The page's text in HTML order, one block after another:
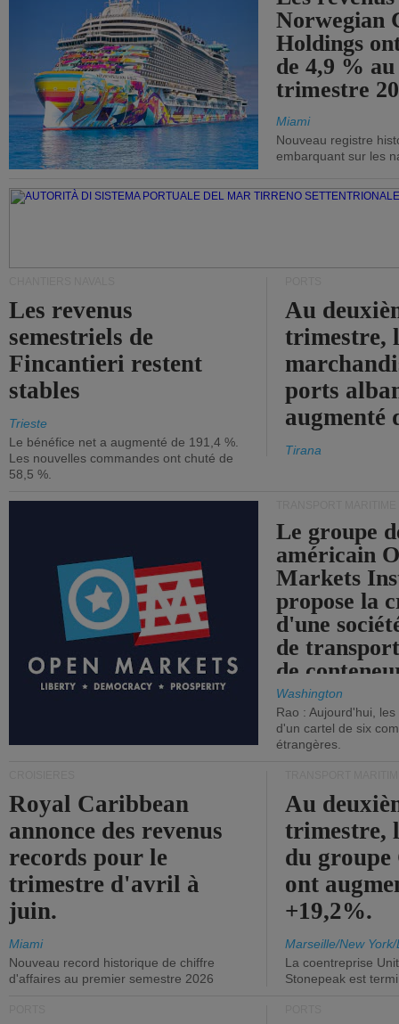
Norwegian
Holdings
de 4,9 %
trimestre
Miami
Nouveau registre
embarquant sur les
Les revenus
semestriels de
Fincantieri restent
stables
Trieste
Le bénéfice net a augmenté de 191,4 %.
Les nouvelles commandes ont chuté de
58,5 %.
Au
trimestre,
ports
augmenté
Tirana
Le groupe
américain
Markets
propose la
d'une
de
de
Washington
Rao : Aujourd'hui,
d'un cartel de six
étrangères.
Royal Caribbean
annonce des revenus
records pour le
trimestre d'avril à
juin.
Miami
Nouveau record historique de chiffre
d'affaires au premier semestre 2026
Au
trimestre,
du
ont
+19,2%.
Marseille/New
La coentreprise
Stonepeak est